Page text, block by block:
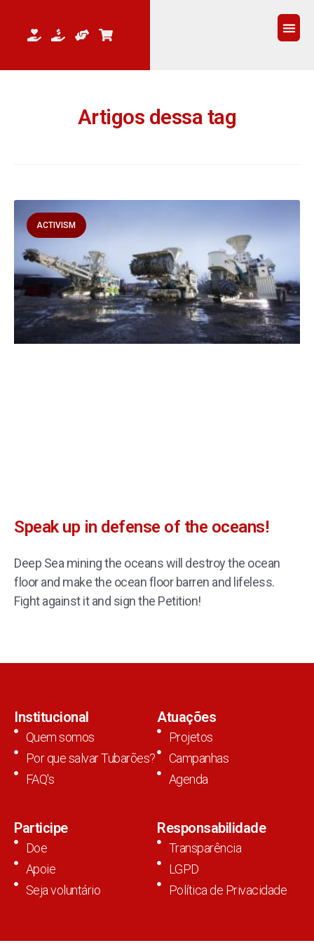
Artigos dessa tag
ACTIVISM
Speak up in defense of the oceans!
Deep Sea mining the oceans will destroy the ocean
floor and make the ocean floor barren and lifeless.
Fight against it and sign the Petition!
Institucional
Quem somos
Por que salvar Tubarões?
FAQ's
Atuações
Projetos
Campanhas
Agenda
Participe
Doe
Apoie
Seja voluntário
Responsabilidade
Transparência
LGPD
Política de Privacidade